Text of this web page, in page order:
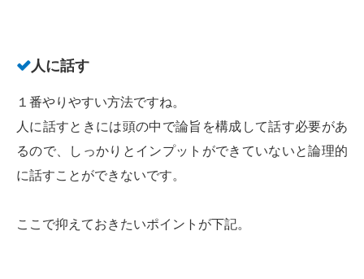
人に話す
１番やりやすい方法ですね。
人に話すときには頭の中で論旨を構成して話す必要があ
るので、しっかりとインプットができていないと論理的
に話すことができないです。
ここで抑えておきたいポイントが下記。